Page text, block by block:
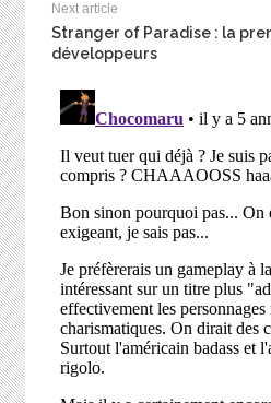
Next article
Stranger of Paradise : la
développeurs